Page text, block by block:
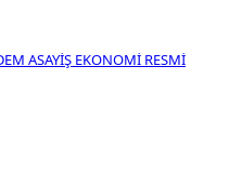
ASAYİŞ EKONOMİ RESMİ